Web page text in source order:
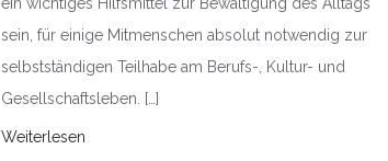
sein, für einige Mitmenschen absolut notwendig zur
selbstständigen Teilhabe am Berufs-, Kultur- und
Gesellschaftsleben. […]
Weiterlesen